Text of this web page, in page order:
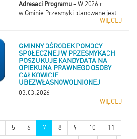
Adresaci Programu – W 2026 r.
w Gminie Przesmyki planowane jest
nad 4 osobami o znacznym stopniu
niepełnosprawności w łącznym
wymiarze 525 godzin.
WIĘCEJ
GMINNY OŚRODEK POMOCY
SPOŁECZNEJ W PRZESMYKACH
POSZUKUJE KANDYDATA NA
OPIEKUNA PRAWNEGO OSOBY
CAŁKOWICIE
UBEZWŁASNOWOLNIONEJ
03.03.2026
WIĘCEJ
5 6 7 8 9 10 11